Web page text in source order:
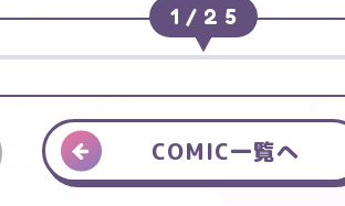
1 / 25
COMIC一覧へ